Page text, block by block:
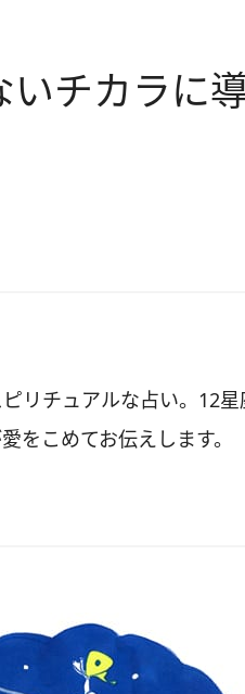
チカラに
リチュアルな占い。12星
をこめてお伝えします。